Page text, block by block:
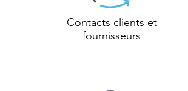
Contacts clients et
fournisseurs